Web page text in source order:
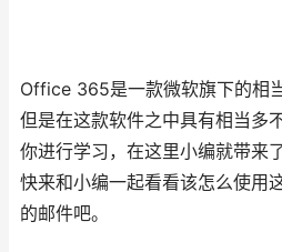
Office 365是一款微软旗下的相
但是在这款软件之中具有相当多
你进行学习，在这里小编就带来
快来和小编一起看看该怎么使用
的邮件吧。